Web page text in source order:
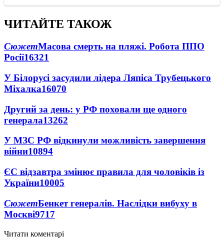
ЧИТАЙТЕ ТАКОЖ
СюжетМасова смерть на пляжі. Робота ППО
Росії16321
У Білорусі засудили лідера Ляпіса Трубецького
Міхалка16070
Другий за день: у РФ поховали ще одного
генерала13262
У МЗС РФ відкинули можливість завершення
війни10894
ЄС відзавтра змінює правила для чоловіків із
України10005
СюжетБенкет генералів. Наслідки вибуху в
Москві9717
Читати коментарі